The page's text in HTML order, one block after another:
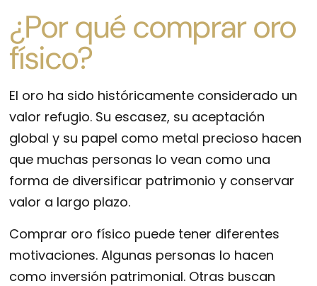
¿Por qué comprar oro
físico?
El oro ha sido históricamente considerado un
valor refugio. Su escasez, su aceptación
global y su papel como metal precioso hacen
que muchas personas lo vean como una
forma de diversificar patrimonio y conservar
valor a largo plazo.
Comprar oro físico puede tener diferentes
motivaciones. Algunas personas lo hacen
como inversión patrimonial. Otras buscan